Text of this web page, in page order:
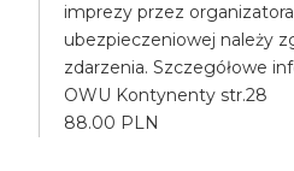
imprezy przez
ubezpieczeniowej należy
zdarzenia. Szczegółowe
OWU Kontynenty str.28
88.00 PLN